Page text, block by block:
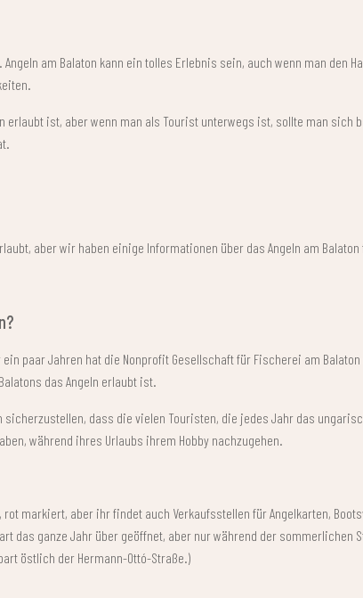
am Balaton kann ein tolles Erlebnis sein, auch wenn man den
erlaubt ist, aber wenn man als Tourist unterwegs ist, sollte man sich
aber wir haben einige Informationen über das Angeln am
paar Jahren hat die Nonprofit Gesellschaft für Fischerei am
das Angeln erlaubt ist.
dass die vielen Touristen, die jedes Jahr das
während ihres Urlaubs ihrem Hobby nachzugehen.
markiert, aber ihr findet auch Verkaufsstellen für Angelkarten,
das ganze Jahr über geöffnet, aber nur während der sommerlichen
östlich der Hermann-Ottó-Straße.)